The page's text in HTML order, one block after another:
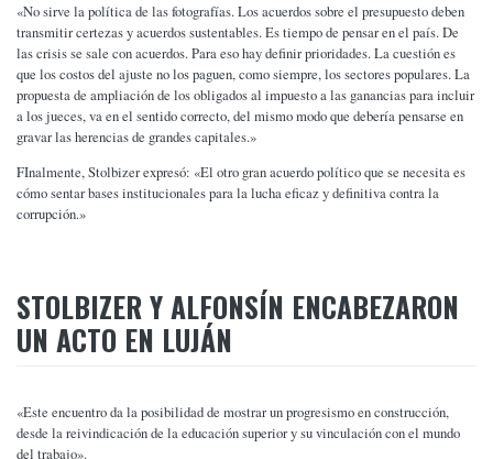
«No sirve la política de las fotografías. Los acuerdos sobre el presupuesto deben
transmitir certezas y acuerdos sustentables. Es tiempo de pensar en el país. De
las crisis se sale con acuerdos. Para eso hay definir prioridades. La cuestión es
que los costos del ajuste no los paguen, como siempre, los sectores populares. La
propuesta de ampliación de los obligados al impuesto a las ganancias para incluir
a los jueces, va en el sentido correcto, del mismo modo que debería pensarse en
gravar las herencias de grandes capitales.»
FInalmente, Stolbizer expresó: «El otro gran acuerdo político que se necesita es
cómo sentar bases institucionales para la lucha eficaz y definitiva contra la
corrupción.»
STOLBIZER Y ALFONSÍN ENCABEZARON
UN ACTO EN LUJÁN
«Este encuentro da la posibilidad de mostrar un progresismo en construcción,
desde la reivindicación de la educación superior y su vinculación con el mundo
del trabajo».